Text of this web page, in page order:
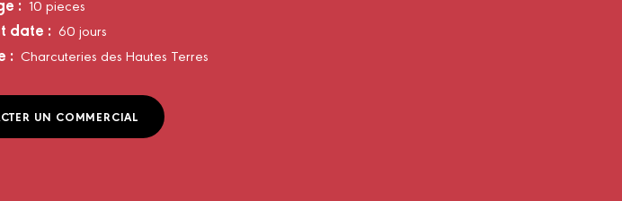
10 pieces
date : 60 jours
: Charcuteries des Hautes Terres
UN COMMERCIAL